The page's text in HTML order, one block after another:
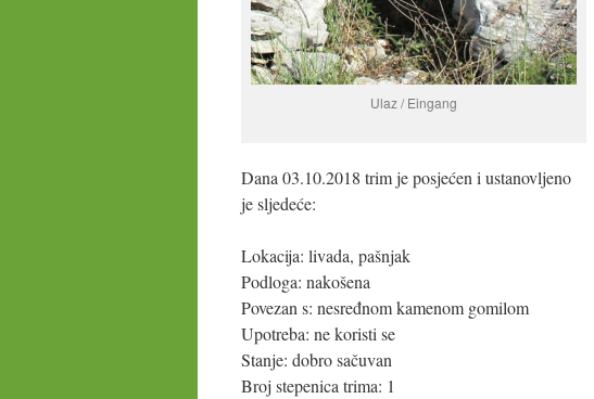
Ulaz / Eingang
Dana 03.10.2018 trim je posjećen i ustanovljeno
je sljedeće:
Lokacija: livada, pašnjak
Podloga: nakošena
Povezan s: nesređnom kamenom gomilom
Upotreba: ne koristi se
Stanje: dobro sačuvan
Broj stepenica trima: 1